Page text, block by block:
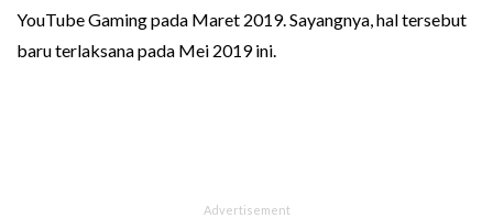
YouTube Gaming pada Maret 2019. Sayangnya, hal tersebut
baru terlaksana pada Mei 2019 ini.